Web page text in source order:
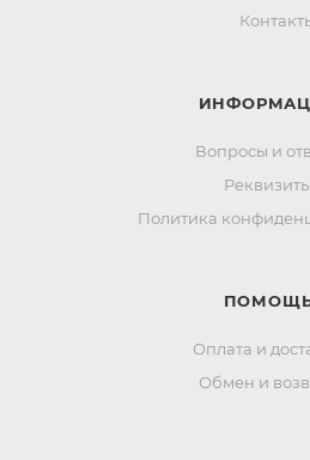
Вопросы и
Реквизиты
Политика
Оплата и
Обмен и